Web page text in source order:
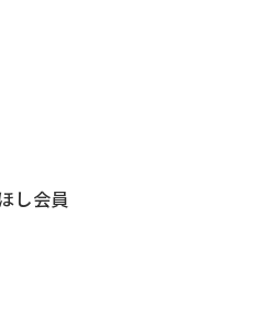
し会員